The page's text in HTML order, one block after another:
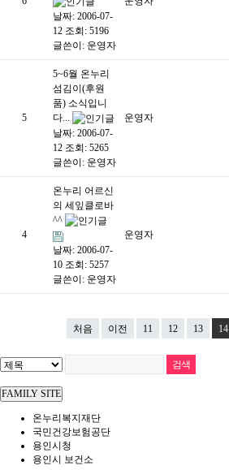
날짜: 2006-07-
12 조회: 5196
글쓴이: 운영자
5
5~6월 온누리
섬김이(후원
품) 소식입니
다...
날짜: 2006-07-
12 조회: 5265
글쓴이: 운영자
운영자
4
온누리 어르신
의 세잎클로바
^^
날짜: 2006-07-
10 조회: 5257
글쓴이: 운영자
운영자
처음 이전 11 12 13 14
FAMILY SITE
온누리복지재단
국민건강보험공단
용인시청
용인시 보건소